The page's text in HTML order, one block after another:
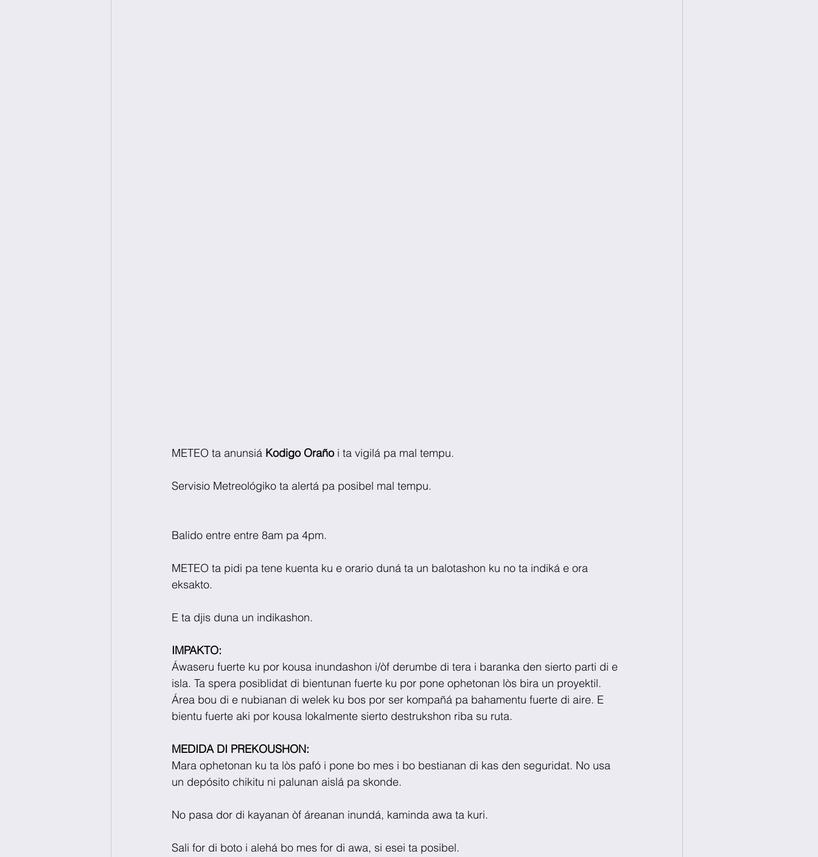
METEO ta anunsiá Kodigo Oraño i ta vigilá pa mal tempu.
Servisio Metreológiko ta alertá pa posibel mal tempu.
Balido entre entre 8am pa 4pm.
METEO ta pidi pa tene kuenta ku e orario duná ta un balotashon ku no ta indiká e ora
eksakto.
E ta djis duna un indikashon.
IMPAKTO:
Áwaseru fuerte ku por kousa inundashon i/òf derumbe di tera i baranka den sierto parti di e
isla. Ta spera posiblidat di bientunan fuerte ku por pone ophetonan lòs bira un proyektil.
Área bou di e nubianan di welek ku bos por ser kompañá pa bahamentu fuerte di aire. E
bientu fuerte aki por kousa lokalmente sierto destrukshon riba su ruta.
MEDIDA DI PREKOUSHON:
Mara ophetonan ku ta lòs pafó i pone bo mes i bo bestianan di kas den seguridat. No usa
un depósito chikitu ni palunan aislá pa skonde.
No pasa dor di kayanan òf áreanan inundá, kaminda awa ta kuri.
Sali for di boto i alehá bo mes for di awa, si esei ta posibel.